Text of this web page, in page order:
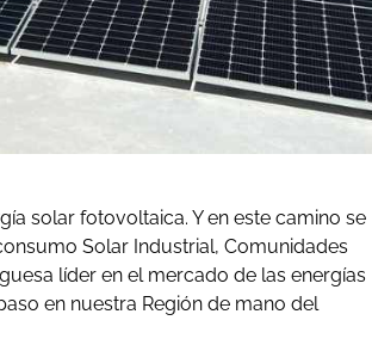
solar fotovoltaica. Y en este camino se
Solar Industrial, Comunidades
líder en el mercado de las energías
en nuestra Región de mano del